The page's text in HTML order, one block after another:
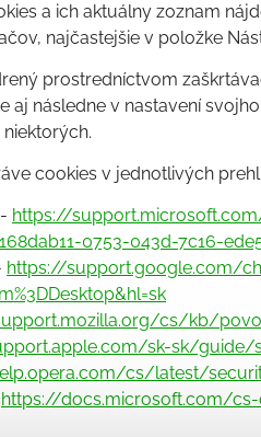
a ich aktuálny zoznam
najčastejšie v položke
prostredníctvom
aj následne v nastavení
cookies v jednotlivých
https://
0753-043d-7c16-
https://support.google.com/
cs/kb/
sk-sk/guide/
cs/latest/
https://docs.microsoft.com/